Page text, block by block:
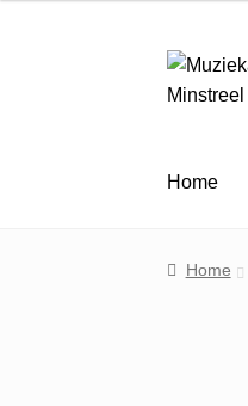
Ga
door
Ga
naar
Home
Home